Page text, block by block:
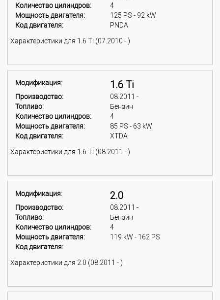
Количество цилиндров:
4
Мощность двигателя:
125 PS - 92 kW
Код двигателя:
PNDA
Характеристики для 1.6 Ti (07.2010 - )
Модификация: 1.6 Ti
Производство:
08.2011 -
Топливо:
Бензин
Количество цилиндров:
4
Мощность двигателя:
85 PS - 63 kW
Код двигателя:
XTDA
Характеристики для 1.6 Ti (08.2011 - )
Модификация: 2.0
Производство:
08.2011 -
Топливо:
Бензин
Количество цилиндров:
4
Мощность двигателя:
119 kW - 162 PS
Код двигателя:
Характеристики для 2.0 (08.2011 - )